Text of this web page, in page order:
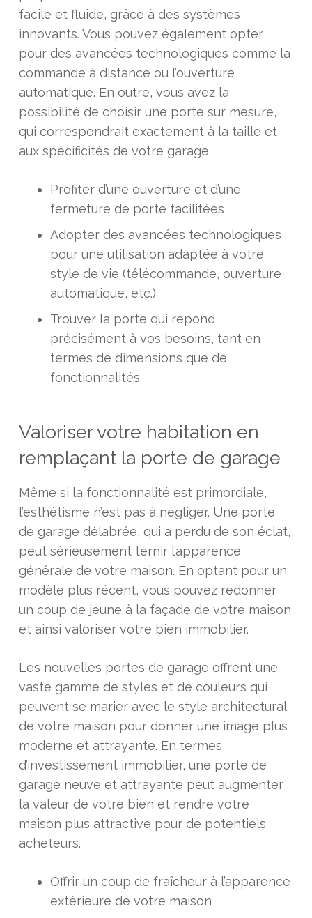
facile et fluide, grâce à des systèmes
innovants. Vous pouvez également opter
pour des avancées technologiques comme la
commande à distance ou l’ouverture
automatique. En outre, vous avez la
possibilité de choisir une porte sur mesure,
qui correspondrait exactement à la taille et
aux spécificités de votre garage.
Profiter d’une ouverture et d’une
fermeture de porte facilitées
Adopter des avancées technologiques
pour une utilisation adaptée à votre
style de vie (télécommande, ouverture
automatique, etc.)
Trouver la porte qui répond
précisément à vos besoins, tant en
termes de dimensions que de
fonctionnalités
Valoriser votre habitation en
remplaçant la porte de garage
Même si la fonctionnalité est primordiale,
l’esthétisme n’est pas à négliger. Une porte
de garage délabrée, qui a perdu de son éclat,
peut sérieusement ternir l’apparence
générale de votre maison. En optant pour un
modèle plus récent, vous pouvez redonner
un coup de jeune à la façade de votre maison
et ainsi valoriser votre bien immobilier.
Les nouvelles portes de garage offrent une
vaste gamme de styles et de couleurs qui
peuvent se marier avec le style architectural
de votre maison pour donner une image plus
moderne et attrayante. En termes
d’investissement immobilier, une porte de
garage neuve et attrayante peut augmenter
la valeur de votre bien et rendre votre
maison plus attractive pour de potentiels
acheteurs.
Offrir un coup de fraîcheur à l’apparence
extérieure de votre maison